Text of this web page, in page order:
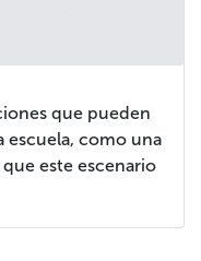
que pueden
escuela, como una
este escenario